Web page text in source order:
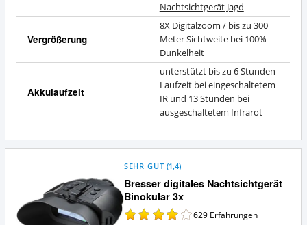
Nachtsichtgerät Jagd
Vergrößerung
8X Digitalzoom / bis zu 300
Meter Sichtweite bei 100%
Dunkelheit
Akkulaufzeit
unterstützt bis zu 6 Stunden
Laufzeit bei eingeschaltetem
IR und 13 Stunden bei
ausgeschaltetem Infrarot
Bresser digitales Nachtsichtgerät
Binokular 3x
SEHR GUT (1,4)
629 Erfahrungen